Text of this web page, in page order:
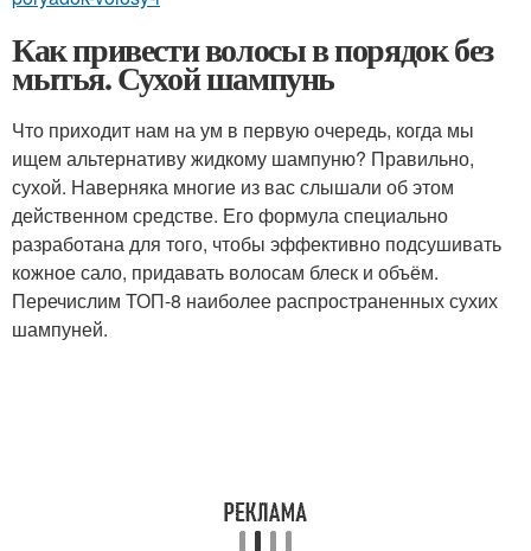
Как привести волосы в порядок без
мытья. Сухой шампунь
Что приходит нам на ум в первую очередь, когда мы
ищем альтернативу жидкому шампуню? Правильно,
сухой. Наверняка многие из вас слышали об этом
действенном средстве. Его формула специально
разработана для того, чтобы эффективно подсушивать
кожное сало, придавать волосам блеск и объём.
Перечислим ТОП-8 наиболее распространенных сухих
шампуней.